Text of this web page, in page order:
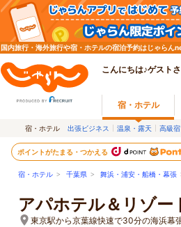
国内旅行・海外旅行や宿・ホテルの宿泊予約はじゃら
こんにちは♪ゲスト
宿・ホテル
宿・ホテル 出張ビジネス 温泉・露天 高級宿
ポイントがたまる・つかえる
宿・ホテル > 千葉県 > 舞浜・浦安・船橋・幕張
アパホテル＆リゾー
東京駅から京葉線快速で30分の海浜幕